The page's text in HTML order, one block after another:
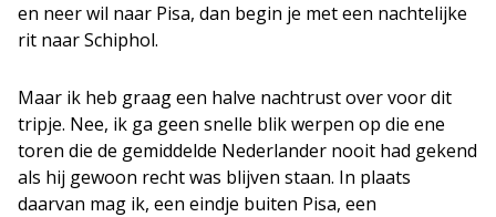
en neer wil naar Pisa, dan begin je met een nachtelijke
rit naar Schiphol.
Maar ik heb graag een halve nachtrust over voor dit
tripje. Nee, ik ga geen snelle blik werpen op die ene
toren die de gemiddelde Nederlander nooit had gekend
als hij gewoon recht was blijven staan. In plaats
daarvan mag ik, een eindje buiten Pisa, een